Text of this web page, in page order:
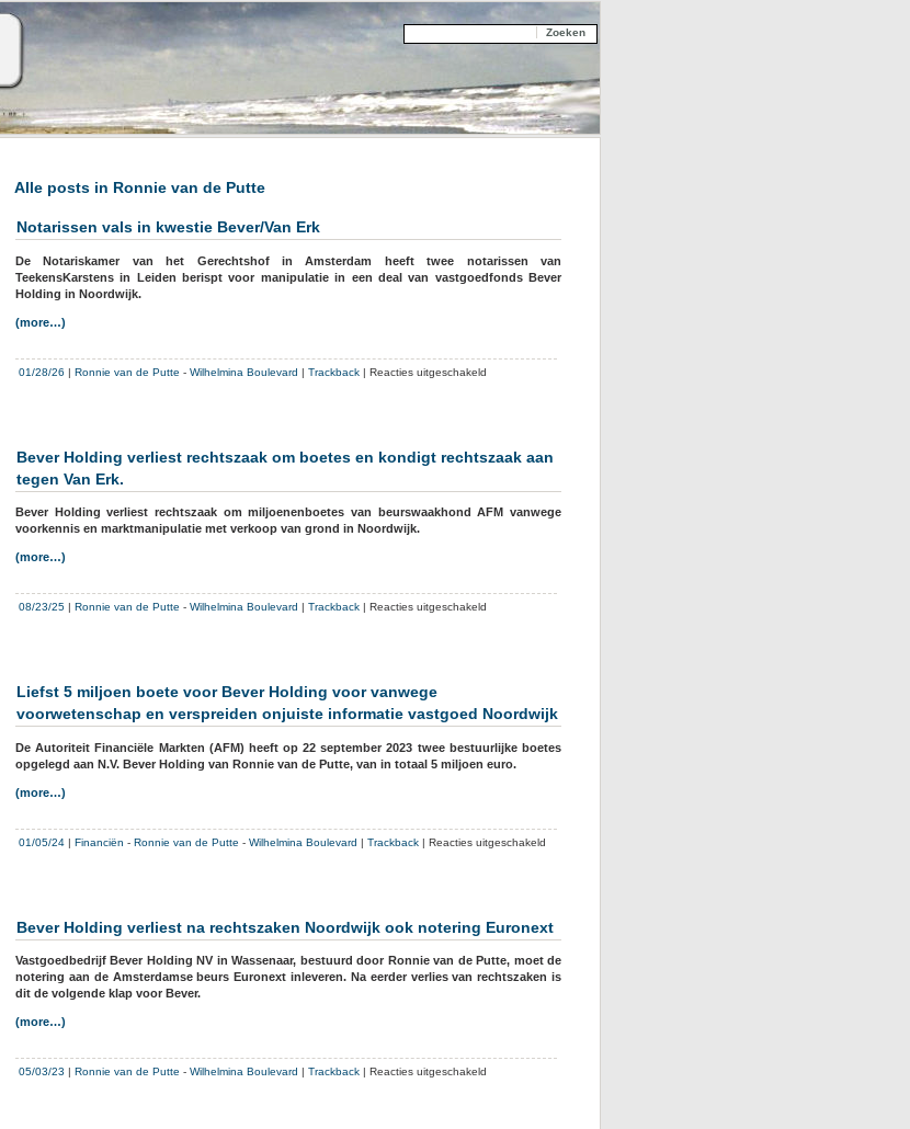
Alle posts in Ronnie van de Putte
Notarissen vals in kwestie Bever/Van Erk
De Notariskamer van het Gerechtshof in Amsterdam heeft twee notarissen van
TeekensKarstens in Leiden berispt voor manipulatie in een deal van vastgoedfonds Bever
Holding in Noordwijk.
(more…)
01/28/26 | Ronnie van de Putte - Wilhelmina Boulevard | Trackback | Reacties uitgeschakeld
Bever/Van
Bever Holding verliest rechtszaak om boetes en kondigt rechtszaak aan
tegen Van Erk.
Bever Holding verliest rechtszaak om miljoenenboetes van beurswaakhond AFM vanwege
voorkennis en marktmanipulatie met verkoop van grond in Noordwijk.
(more…)
08/23/25 | Ronnie van de Putte - Wilhelmina Boulevard | Trackback | Reacties uitgeschakeld
boetes
kondigt
Van
Erk.
Liefst 5 miljoen boete voor Bever Holding voor vanwege
voorwetenschap en verspreiden onjuiste informatie vastgoed Noordwijk
De Autoriteit Financiële Markten (AFM) heeft op 22 september 2023 twee bestuurlijke boetes
opgelegd aan N.V. Bever Holding van Ronnie van de Putte, van in totaal 5 miljoen euro.
(more…)
01/05/24 | Financiën - Ronnie van de Putte - Wilhelmina Boulevard | Trackback | Reacties uitgeschakeld
voor
Holding
Bever Holding verliest na rechtszaken Noordwijk ook notering Euronext
Vastgoedbedrijf Bever Holding NV in Wassenaar, bestuurd door Ronnie van de Putte, moet de
notering aan de Amsterdamse beurs Euronext inleveren. Na eerder verlies van rechtszaken is
dit de volgende klap voor Bever.
(more…)
05/03/23 Ronnie van de Putte - Wilhelmina Boulevard Trackback Reacties uitgeschakeld